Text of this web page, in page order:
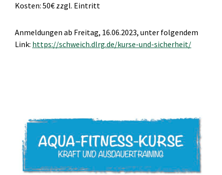
Kosten: 50€ zzgl. Eintritt
Anmeldungen ab Freitag, 16.06.2023, unter folgendem
Link: https://schweich.dlrg.de/kurse-und-sicherheit/